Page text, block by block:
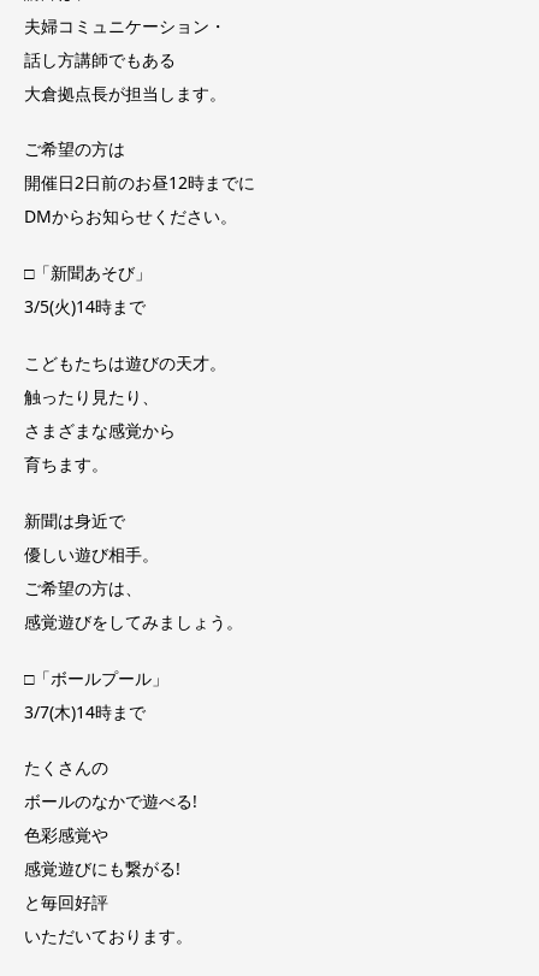
夫婦コミュニケーション・
話し方講師でもある
大倉拠点長が担当します。
ご希望の方は
開催日2日前のお昼12時までに
DMからお知らせください。
□「新聞あそび」
3/5(火)14時まで
こどもたちは遊びの天才。
触ったり見たり、
さまざまな感覚から
育ちます。
新聞は身近で
優しい遊び相手。
ご希望の方は、
感覚遊びをしてみましょう。
□「ボールプール」
3/7(木)14時まで
たくさんの
ボールのなかで遊べる!
色彩感覚や
感覚遊びにも繋がる!
と毎回好評
いただいております。